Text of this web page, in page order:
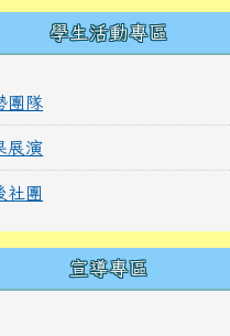
學生活動專區
團隊
展演
社團
宣導專區